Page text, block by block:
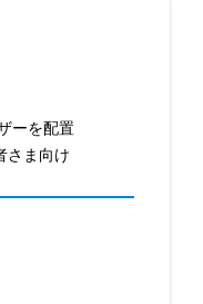
ーを配置
さま向け